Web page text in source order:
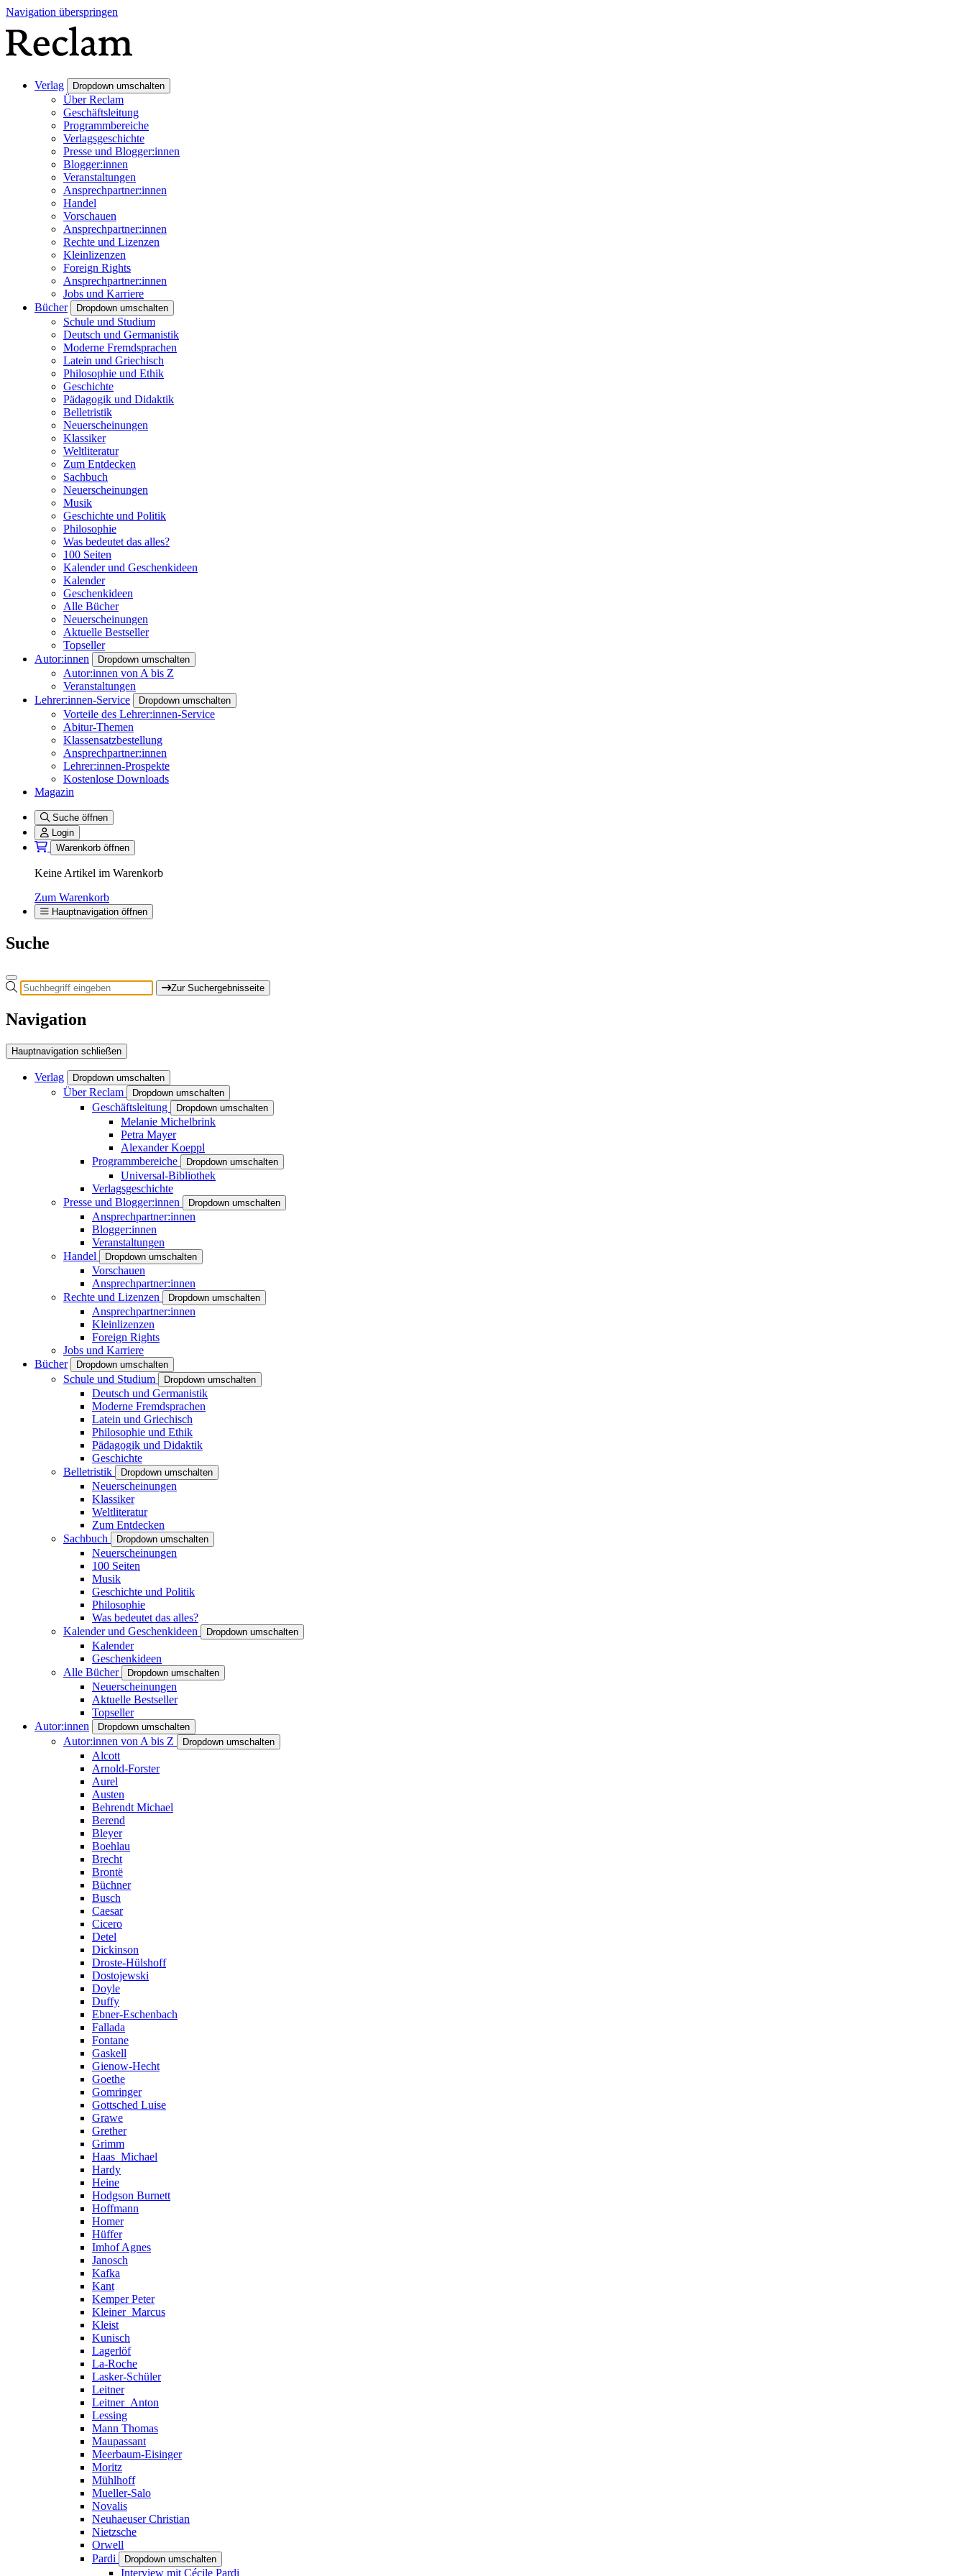
Navigation überspringen
Verlag Dropdown umschalten
Über Reclam
Geschäftsleitung
Programmbereiche
Verlagsgeschichte
Presse und Blogger:innen
Blogger:innen
Veranstaltungen
Ansprechpartner:innen
Handel
Vorschauen
Ansprechpartner:innen
Rechte und Lizenzen
Kleinlizenzen
Foreign Rights
Ansprechpartner:innen
Jobs und Karriere
Bücher
Dropdown umschalten
Schule und Studium
Deutsch und Germanistik
Moderne Fremdsprachen
Latein und Griechisch
Philosophie und Ethik
Geschichte
Pädagogik und Didaktik
Belletristik
Neuerscheinungen
Klassiker
Weltliteratur
Zum Entdecken
Sachbuch
Neuerscheinungen
Musik
Geschichte und Politik
Philosophie
Was bedeutet das alles?
100 Seiten
Kalender und Geschenkideen
Kalender
Geschenkideen
Alle Bücher
Neuerscheinungen
Aktuelle Bestseller
Topseller
Autor:innen
Dropdown umschalten
Autor:innen von A bis Z
Veranstaltungen
Lehrer:innen-Service
Dropdown umschalten
Vorteile des Lehrer:innen-Service
Abitur-Themen
Klassensatzbestellung
Ansprechpartner:innen
Lehrer:innen-Prospekte
Kostenlose Downloads
Magazin
Suche öffnen
Login
Warenkorb öffnen
Keine Artikel im Warenkorb
Zum Warenkorb
Hauptnavigation öffnen
Suche
Zur Suchergebnisseite
Navigation
Hauptnavigation schließen
Verlag Dropdown umschalten
Über Reclam Dropdown umschalten
Geschäftsleitung Dropdown umschalten
Melanie Michelbrink
Petra Mayer
Alexander Koeppl
Programmbereiche
Dropdown umschalten
Universal-Bibliothek
Verlagsgeschichte
Presse und Blogger:innen
Dropdown umschalten
Ansprechpartner:innen
Blogger:innen
Veranstaltungen
Handel
Dropdown umschalten
Vorschauen
Ansprechpartner:innen
Rechte und Lizenzen
Dropdown umschalten
Ansprechpartner:innen
Kleinlizenzen
Foreign Rights
Jobs und Karriere
Bücher
Dropdown umschalten
Schule und Studium Dropdown umschalten
Deutsch und Germanistik
Moderne Fremdsprachen
Latein und Griechisch
Philosophie und Ethik
Pädagogik und Didaktik
Geschichte
Belletristik
Dropdown umschalten
Neuerscheinungen
Klassiker
Weltliteratur
Zum Entdecken
Sachbuch
Dropdown umschalten
Neuerscheinungen
100 Seiten
Musik
Geschichte und Politik
Philosophie
Was bedeutet das alles?
Kalender und Geschenkideen
Dropdown umschalten
Kalender
Geschenkideen
Alle Bücher
Dropdown umschalten
Neuerscheinungen
Aktuelle Bestseller
Topseller
Autor:innen
Dropdown umschalten
Autor:innen von A bis Z Dropdown umschalten
Alcott
Arnold-Forster
Aurel
Austen
Behrendt Michael
Berend
Bleyer
Boehlau
Brecht
Brontë
Büchner
Busch
Caesar
Cicero
Detel
Dickinson
Droste-Hülshoff
Dostojewski
Doyle
Duffy
Ebner-Eschenbach
Fallada
Fontane
Gaskell
Gienow-Hecht
Goethe
Gomringer
Gottsched Luise
Grawe
Grether
Grimm
Haas_Michael
Hardy
Heine
Hodgson Burnett
Hoffmann
Homer
Hüffer
Imhof Agnes
Janosch
Kafka
Kant
Kemper Peter
Kleiner_Marcus
Kleist
Kunisch
Lagerlöf
La-Roche
Lasker-Schüler
Leitner
Leitner_Anton
Lessing
Mann Thomas
Maupassant
Meerbaum-Eisinger
Moritz
Mühlhoff
Mueller-Salo
Novalis
Neuhaeuser Christian
Nietzsche
Orwell
Pardi
Dropdown umschalten
Interview mit Cécile Pardi